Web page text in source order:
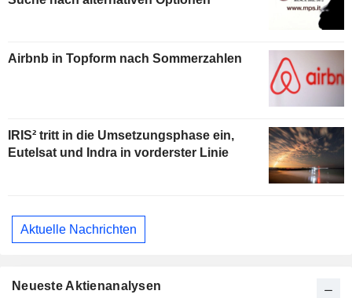
Airbnb in Topform nach Sommerzahlen
IRIS² tritt in die Umsetzungsphase ein,
Eutelsat und Indra in vorderster Linie
Aktuelle Nachrichten
Neueste Aktienanalysen